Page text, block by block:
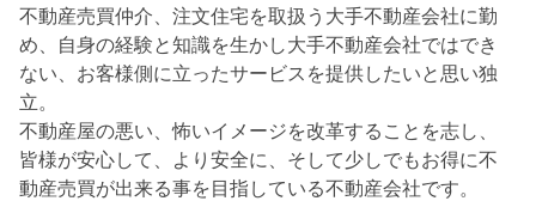
不動産売買仲介、注文住宅を取扱う大手不動産会社に勤
め、自身の経験と知識を生かし大手不動産会社ではでき
ない、お客様側に立ったサービスを提供したいと思い独
立。
不動産屋の悪い、怖いイメージを改革することを志し、
皆様が安心して、より安全に、そして少しでもお得に不
動産売買が出来る事を目指している不動産会社です。